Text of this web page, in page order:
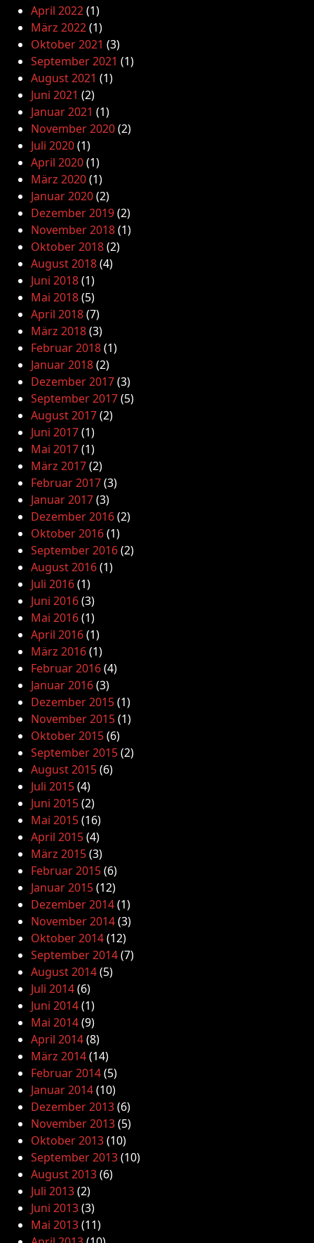
April 2022(1)
März 2022(1)
Oktober 2021 (3)
September 2021 (1)
August 2021 (1)
Juni 2021 (2)
Januar 2021 (1)
November 2020(2)
Juli 2020(1)
April 2020(1)
März 2020(1)
Januar 2020(2)
Dezember 2019(2)
November 2018(1)
Oktober 2018(2)
August 2018(4)
Juni 2018(1)
Mai 2018(5)
April 2018(7)
März 2018(3)
Februar 2018(1)
Januar 2018(2)
Dezember 2017(3)
September 2017(5)
August 2017(2)
Juni 2017(1)
Mai 2017(1)
März 2017(2)
Februar 2017(3)
Januar 2017(3)
Dezember 2016(2)
Oktober 2016(1)
September 2016(2)
August 2016(1)
Juli 2016(1)
Juni 2016(3)
Mai 2016(1)
April 2016(1)
März 2016(1)
Februar 2016(4)
Januar 2016(3)
Dezember 2015(1)
November 2015(1)
Oktober 2015(6)
September 2015(2)
August 2015(6)
Juli 2015(4)
Juni 2015(2)
Mai 2015(16)
April 2015(4)
März 2015(3)
Februar 2015(6)
Januar 2015(12)
Dezember 2014(1)
November 2014(3)
Oktober 2014(12)
September 2014(7)
August 2014(5)
Juli 2014(6)
Juni 2014(1)
Mai 2014(9)
April 2014(8)
März 2014(14)
Februar 2014(5)
Januar 2014(10)
Dezember 2013(6)
November 2013(5)
Oktober 2013(10)
September 2013(10)
August 2013(6)
Juli 2013(2)
Juni 2013(3)
Mai 2013(11)